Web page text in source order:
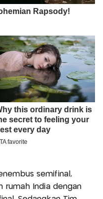
semifinal,
rumah India dengan